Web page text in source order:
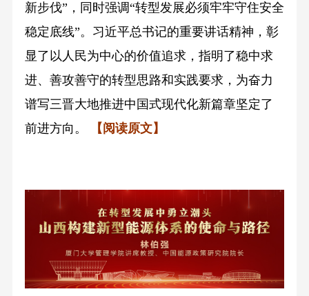
新步伐”，同时强调“转型发展必须牢牢守住安全
稳定底线”。习近平总书记的重要讲话精神，彰
显了以人民为中心的价值追求，指明了稳中求
进、善攻善守的转型思路和实践要求，为奋力
谱写三晋大地推进中国式现代化新篇章坚定了
前进方向。
【阅读原文】